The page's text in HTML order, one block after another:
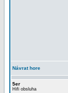
Návrat hore
5er
Hifi obsluha